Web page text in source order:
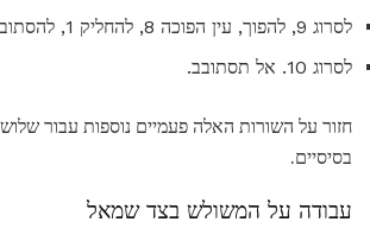
לסרוג 9, להפוך, עין הפוכה 8, להחליק 1, להסתובב.
לסרוג 10. אל תסתובב.
חזור על השורות האלה פעמיים נוספות עבור
בסיסיים.
עבודה על המשולש בצד שמאל